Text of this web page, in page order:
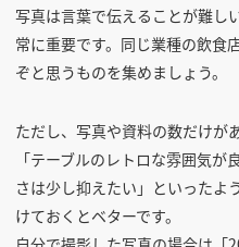
写真は言葉で伝えることが難し
常に重要です。同じ業種の飲食
ぞと思うものを集めましょう。
ただし、写真や資料の数だけが
「テーブルのレトロな雰囲気
さは少し抑えたい」といったよ
けておくとベターです。